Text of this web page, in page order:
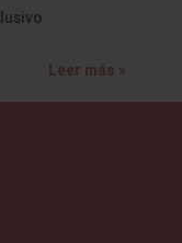
Leer más »